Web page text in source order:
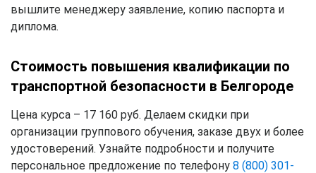
вышлите менеджеру заявление, копию паспорта и
диплома.
Стоимость повышения квалификации по
транспортной безопасности в Белгороде
Цена курса – 17 160 руб. Делаем скидки при
организации группового обучения, заказе двух и более
удостоверений. Узнайте подробности и получите
персональное предложение по телефону 8 (800) 301-